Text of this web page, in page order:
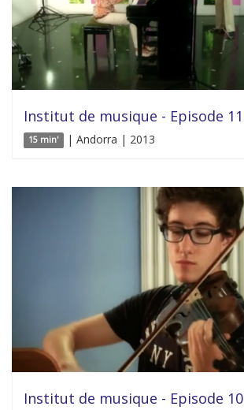
Institut de musique - Episode 11
15 min' | Andorra | 2013
Institut de musique - Episode 10